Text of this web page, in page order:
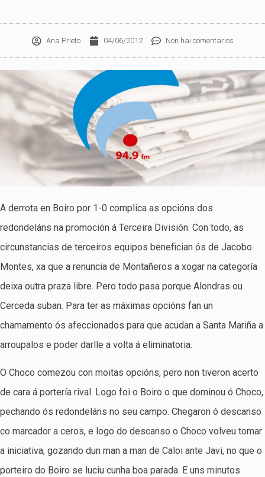
Ana Prieto 04/06/2012 Non hai comentarios
A derrota en Boiro por 1-0 complica as opcións dos
redondeláns na promoción á Terceira División. Con todo, as
circunstancias de terceiros equipos benefician ós de Jacobo
Montes, xa que a renuncia de Montañeros a xogar na categoría
deixa outra praza libre. Pero todo pasa porque Alondras ou
Cerceda suban. Para ter as máximas opcións fan un
chamamento ós afeccionados para que acudan a Santa Mariña a
arroupalos e poder darlle a volta á eliminatoria.
O Choco comezou con moitas opcións, pero non tiveron acerto
de cara á portería rival. Logo foi o Boiro o que dominou ó Choco,
pechando ós redondeláns no seu campo. Chegaron ó descanso
co marcador a ceros, e logo do descanso o Choco volveu tomar
a iniciativa, gozando dun man a man de Caloi ante Javi, no que o
porteiro do Boiro se luciu cunha boa parada. E uns minutos